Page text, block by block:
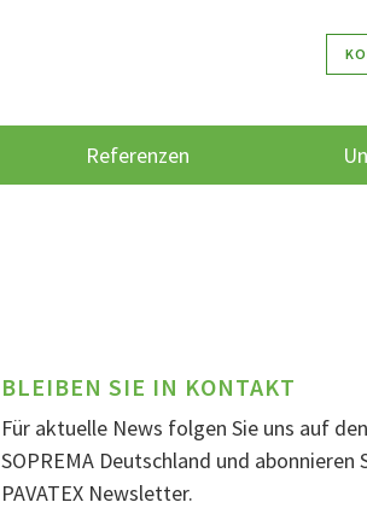
Referenzen
BLEIBEN SIE IN KONTAKT
Für aktuelle News folgen Sie uns auf
SOPREMA Deutschland und abonnieren
PAVATEX Newsletter.